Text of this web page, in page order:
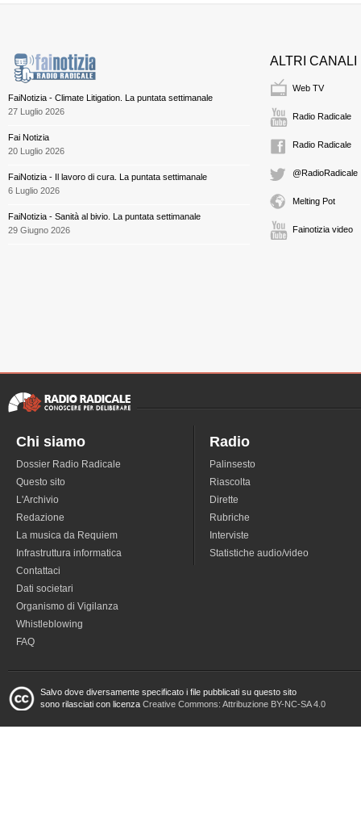
FaiNotizia - Climate Litigation. La puntata settimanale
27 Luglio 2026
Fai Notizia
20 Luglio 2026
FaiNotizia - Il lavoro di cura. La puntata settimanale
6 Luglio 2026
FaiNotizia - Sanità al bivio. La puntata settimanale
29 Giugno 2026
ALTRI CANALI
Web TV
Radio Radicale
Radio Radicale
@RadioRadicale
Melting Pot
Fainotizia video
Chi siamo
Dossier Radio Radicale
Questo sito
L'Archivio
Redazione
La musica da Requiem
Infrastruttura informatica
Contattaci
Dati societari
Organismo di Vigilanza
Whistleblowing
FAQ
Radio
Palinsesto
Riascolta
Dirette
Rubriche
Interviste
Statistiche audio/video
Salvo dove diversamente specificato i file pubblicati su questo sito
sono rilasciati con licenza Creative Commons: Attribuzione BY-NC-SA 4.0